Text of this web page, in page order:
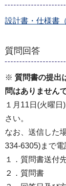
設計書・仕様書
質問回答
※ 質問書の提出
問はありません
１月11日(火曜
さい。
なお、送信した
334-6305)まで電
１．質問書送付先
２．質問書